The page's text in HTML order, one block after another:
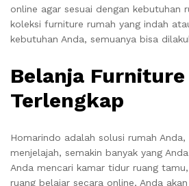
online agar sesuai dengan kebutuhan
koleksi furniture rumah yang indah
kebutuhan Anda, semuanya bisa
Belanja Furniture
Terlengkap
Homarindo adalah solusi rumah Anda,
menjelajah, semakin banyak yang
Anda mencari kamar tidur ruang
ruang belajar secara online, Anda